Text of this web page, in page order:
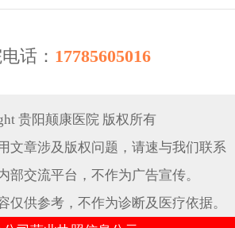
话： 17785605016
贵阳颠康医院 版权所有
文章涉及版权问题，请速与我们联系
部交流平台，不作为广告宣传。
仅供参考，不作为诊断及医疗依据。